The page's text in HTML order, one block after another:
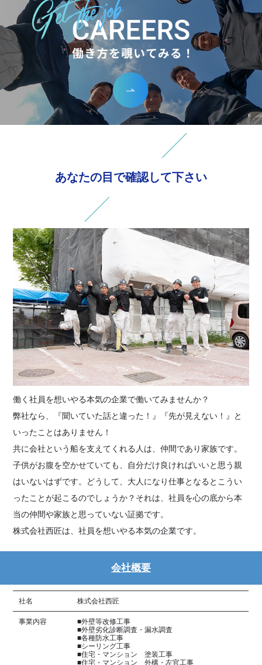
あなたの目で確認して下さい
働く社員を想いやる本気の企業で働いてみませんか？
弊社なら、『聞いていた話と違った！』『先が見えない！』と
いったことはありません！
共に会社という船を支えてくれる人は、仲間であり家族です。
子供がお腹を空かせていても、自分だけ良ければいいと思う親
はいないはずです。どうして、大人になり仕事となるとこうい
ったことが起こるのでしょうか？それは、社員を心の底から本
当の仲間や家族と思っていない証拠です。
株式会社西匠は、社員を想いやる本気の企業です。
会社概要
社名 株式会社西匠
事業内容
■外壁等改修工事
■外壁劣化診断調査・漏水調査
■各種防水工事
■シーリング工事
■住宅・マンション 塗装工事
■住宅・マンション 外構・左官工事